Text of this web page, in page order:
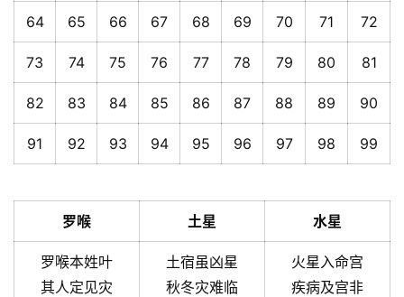
64 65 66 67 68 69 70 71 72
73 74 75 76 77 78 79 80 81
82 83 84 85 86 87 88 89 90
91 92 93 94 95 96 97 98 99
罗喉 土星 水星
罗喉本姓叶
其人定见灾
土宿虽凶星
秋冬灾难临
火星入命宫
疾病及宫非